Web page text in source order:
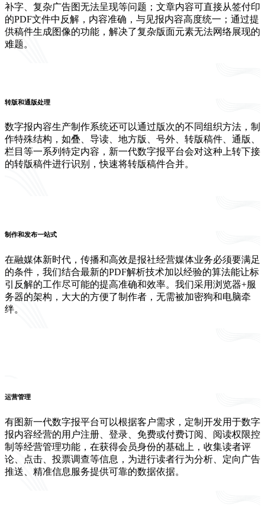
补字、复杂广告图无法呈现等问题；文章内容可直接从签付印
的PDF文件中反解，内容准确，与见报内容高度统一；通过提
供稿件生成图像的功能，解决了复杂版面元素无法网络展现的
难题。
转版和通版处理
数字报内容生产制作系统还可以通过版次的不同组织方法，制
作特殊结构，如叠、导读、地方版、号外、转版稿件、通版、
栏目等一系列特定内容，新一代数字报平台会对这种上转下接
的转版稿件进行识别，快速将转版稿件合并。
制作和发布一站式
在融媒体新时代，传播和高效是报社经营媒体业务必须要满足
的条件，我们结合最新的PDF解析技术加以经验的算法能让标
引反解的工作尽可能的提高准确和效率。我们采用浏览器+服
务器的架构，大大的方便了制作者，无需被加密狗和电脑牵
绊。
运营管理
有图新一代数字报平台可以根据客户需求，定制开发用于数字
报内容经营的用户注册、登录、免费或付费订阅、阅读权限控
制等经营管理功能，在获得会员身份的基础上，收集读者评
论、点击、投票调查等信息，为进行读者行为分析、定向广告
推送、精准信息服务提供可靠的数据依据。